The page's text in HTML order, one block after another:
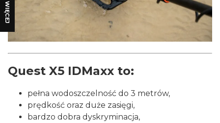
WIĘCEJ
Quest X5 IDMaxx to:
pełna wodoszczelność do 3 metrów,
prędkość oraz duże zasięgi,
bardzo dobra dyskryminacja,